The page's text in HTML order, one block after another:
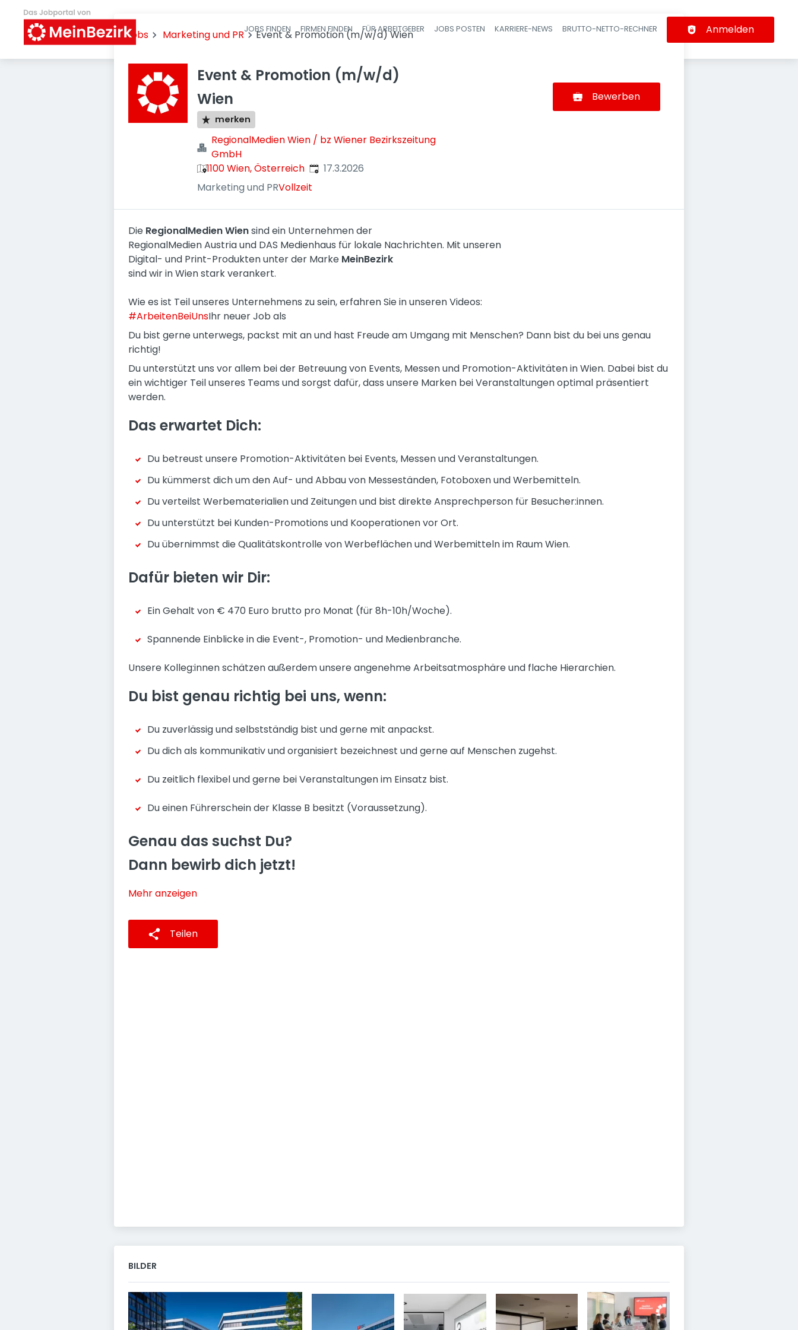
Haupt-Navigation
JOBS FINDEN FIRMEN FINDEN FÜR ARBEITGEBER JOBS POSTEN KARRIERE-NEWS BRUTTO-NETTO-RECHNER Anmelden
Jobs Marketing und PR Event & Promotion (m/w/d) Wien
Event & Promotion (m/w/d)
Wien
merken
RegionalMedien Wien / bz Wiener Bezirkszeitung
GmbH
1100 Wien, Österreich Veröffentlicht
17.3.2026
Marketing und PRVollzeit
Bewerben
Die RegionalMedien Wiensind ein Unternehmen der
RegionalMedien Austria und DAS Medienhaus für lokale Nachrichten. Mit unseren
Digital- und Print-Produkten unter der Marke MeinBezirk
sind wir in Wien stark verankert.
Wie es ist Teil unseres Unternehmens zu sein, erfahren Sie in unseren Videos:
#ArbeitenBeiUnsIhr neuer Job als
Du bist gerne unterwegs, packst mit an und hast Freude am Umgang mit Menschen? Dann bist du bei uns genau
richtig!
Du unterstützt uns vor allem bei der Betreuung von Events, Messen und Promotion-Aktivitäten in Wien. Dabei bist du
ein wichtiger Teil unseres Teams und sorgst dafür, dass unsere Marken bei Veranstaltungen optimal präsentiert
werden.
Das erwartet Dich:
Du betreust unsere Promotion-Aktivitäten bei Events, Messen und Veranstaltungen.
Du kümmerst dich um den Auf- und Abbau von Messeständen, Fotoboxen und Werbemitteln.
Du verteilst Werbematerialien und Zeitungen und bist direkte Ansprechperson für Besucher:innen.
Du unterstützt bei Kunden-Promotions und Kooperationen vor Ort.
Du übernimmst die Qualitätskontrolle von Werbeflächen und Werbemitteln im Raum Wien.
Dafür bieten wir Dir:
Ein Gehalt von € 470 Euro brutto pro Monat (für 8h-10h/Woche).
Spannende Einblicke in die Event-, Promotion- und Medienbranche.
Unsere Kolleg:innen schätzen außerdem unsere angenehme Arbeitsatmosphäre und flache Hierarchien.
Du bist genau richtig bei uns, wenn:
Du zuverlässig und selbstständig bist und gerne mit anpackst.
Du dich als kommunikativ und organisiert bezeichnest und gerne auf Menschen zugehst.
Du zeitlich flexibel und gerne bei Veranstaltungen im Einsatz bist.
Du einen Führerschein der Klasse B besitzt (Voraussetzung).
Genau das suchst Du?
Dann bewirb dich jetzt!
Mehr anzeigen
Teilen
BILDER